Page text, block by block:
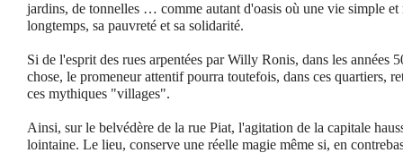
jardins, de tonnelles … comme autant d'oasis où une vie simple et
longtemps, sa pauvreté et sa solidarité.
Si de l'esprit des rues arpentées par Willy Ronis, dans les années
chose, le promeneur attentif pourra toutefois, dans ces quartiers,
ces mythiques "villages".
Ainsi, sur le belvédère de la rue Piat, l'agitation de la capitale
lointaine. Le lieu, conserve une réelle magie même si, en